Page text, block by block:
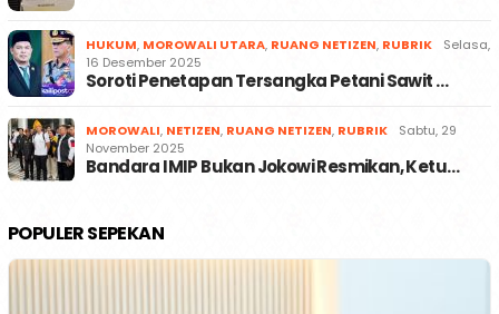
HUKUM, MOROWALI UTARA, RUANG NETIZEN, RUBRIK
Selasa,
16 Desember 2025
Soroti Penetapan Tersangka Petani Sawit …
MOROWALI, NETIZEN, RUANG NETIZEN, RUBRIK
Sabtu, 29
November 2025
Bandara IMIP Bukan Jokowi Resmikan, Ketu…
POPULER SEPEKAN